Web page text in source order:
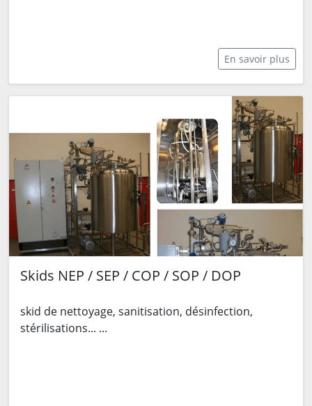
En savoir plus
Skids NEP / SEP / COP / SOP / DOP
skid de nettoyage, sanitisation, désinfection,
stérilisations... ...